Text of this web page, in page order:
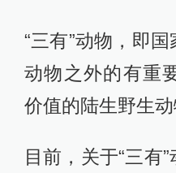
“三有”动物，即
动物之外的有重
价值的陆生野生动
目前，关于“三有